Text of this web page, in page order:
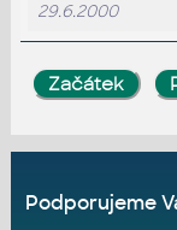
29.6.2000
Podporujeme